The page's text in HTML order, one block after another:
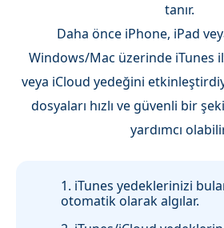
tanır.
Daha önce iPhone, iPad
Windows/Mac üzerinde iTunes
veya iCloud yedeğini
dosyaları hızlı ve güvenli bir
yardımcı
1. iTunes yedeklerinizi
otomatik olarak algılar.